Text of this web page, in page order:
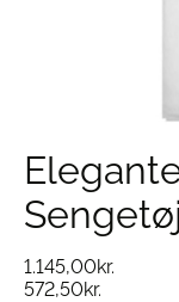
Sengetøj
1.145,00kr.
572,50kr.